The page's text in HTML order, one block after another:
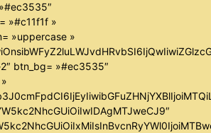
»#c11f1f »
»uppercase »
btn_bg= »#ec3535″